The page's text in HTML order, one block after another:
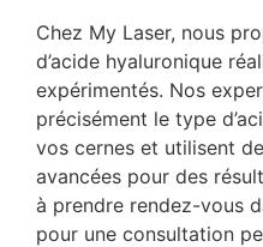
Chez My Laser, nous
d’acide hyaluronique
expérimentés. Nos
précisément le type
vos cernes et utilisent
avancées pour des
à prendre rendez-vous
pour une consultation